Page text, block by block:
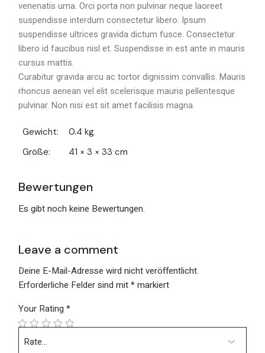
venenatis urna. Orci porta non pulvinar neque laoreet
suspendisse interdum consectetur libero. Ipsum
suspendisse ultrices gravida dictum fusce. Consectetur
libero id faucibus nisl et. Suspendisse in est ante in mauris
cursus mattis.
Curabitur gravida arcu ac tortor dignissim convallis. Mauris
rhoncus aenean vel elit scelerisque mauris pellentesque
pulvinar. Non nisi est sit amet facilisis magna.
Gewicht
0.4 kg
Größe
41 × 3 × 33 cm
Bewertungen
Es gibt noch keine Bewertungen.
Leave a comment
Deine E-Mail-Adresse wird nicht veröffentlicht.
Erforderliche Felder sind mit*markiert
Your Rating*